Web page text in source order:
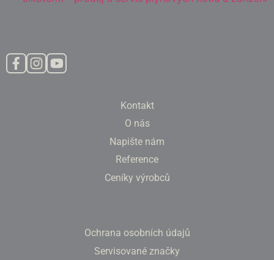
Kontakt
O nás
Napište nám
Reference
Ceníky výrobců
Ochrana osobních údajů
Servisované značky